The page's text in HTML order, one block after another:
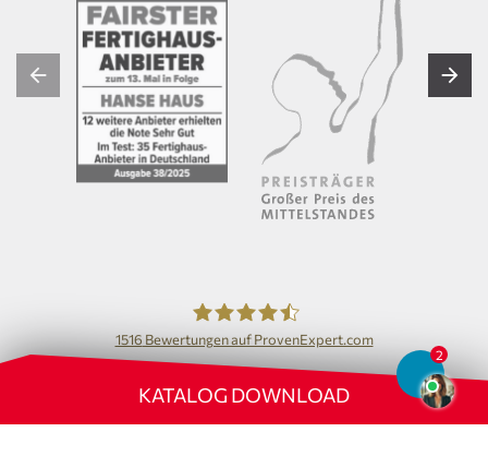
KATALOG DOWNLOAD
Hanse Haus GmbH
1516 Bewertungen auf ProvenExpert.com
Datenschutz